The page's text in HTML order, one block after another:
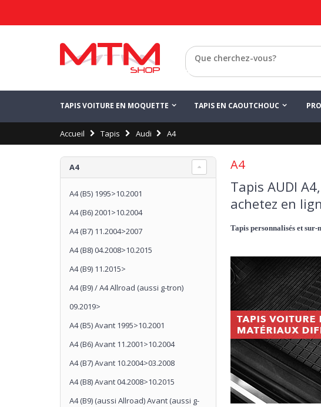
Retour
TAPIS VOITURE EN MOQUETTE TAPIS EN CAOUTCHOUC
Accueil Tapis Audi A4
A4
Tapis AUDI A4,
achetez en
Tapis personnalisés et
A4
A4 (B5) 1995>10.2001
A4 (B6) 2001>10.2004
A4 (B7) 11.2004>2007
A4 (B8) 04.2008>10.2015
A4 (B9) 11.2015>
A4 (B9) / A4 Allroad (aussi g-tron)
09.2019>
A4 (B5) Avant 1995>10.2001
A4 (B6) Avant 11.2001>10.2004
A4 (B7) Avant 10.2004>03.2008
A4 (B8) Avant 04.2008>10.2015
A4 (B9) (aussi Allroad) Avant (aussi g-